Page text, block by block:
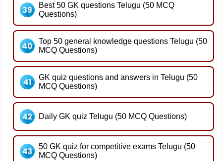
Best 50 GK questions Telugu (50 MCQ
Questions)
Top 50 general knowledge questions Telugu (50
MCQ Questions)
GK quiz questions and answers in Telugu (50
MCQ Questions)
Daily GK quiz Telugu (50 MCQ Questions)
50 GK quiz for competitive exams Telugu (50
MCQ Questions)